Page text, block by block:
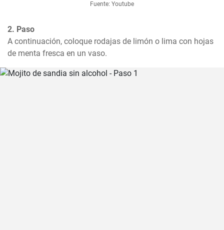
Fuente: Youtube
2. Paso
A continuación, coloque rodajas de limón o lima con hojas
de menta fresca en un vaso.